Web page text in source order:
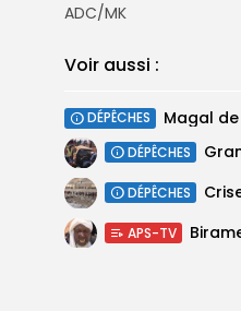
ADC/MK
Voir aussi :
DÉPÊCHES
DÉPÊCHES
DÉPÊCHES
APS-TV